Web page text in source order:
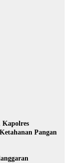
Kapolres
Pangan